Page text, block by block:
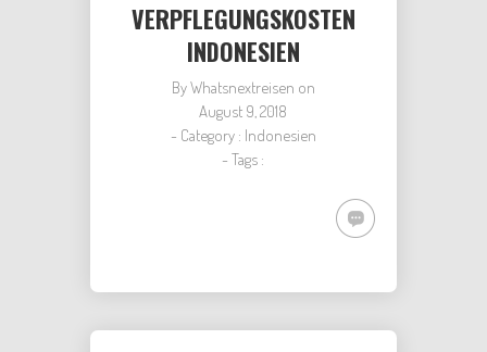
VERPFLEGUNGSKOSTEN
INDONESIEN
ByWhatsnextreisen on
August 9, 2018
- Category : Indonesien
- Tags :